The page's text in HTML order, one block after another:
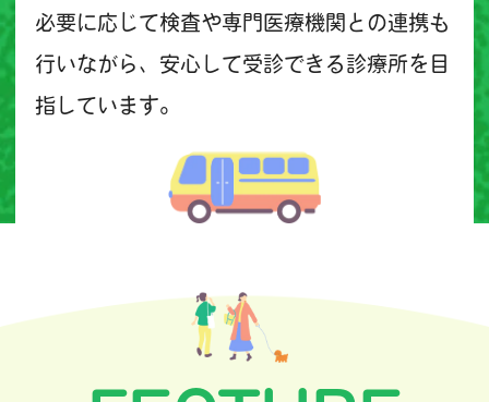
必要に応じて検査や専門医療機関との連携も
行いながら、安心して受診できる診療所を目
指しています。